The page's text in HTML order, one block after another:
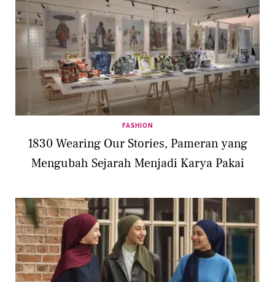
FASHION
1830 Wearing Our Stories, Pameran yang
Mengubah Sejarah Menjadi Karya Pakai